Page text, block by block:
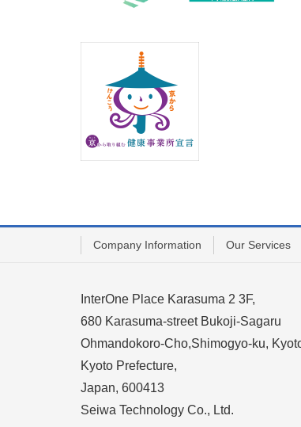
Company Information Our Services
InterOne Place Karasuma 2 3F,
680 Karasuma-street Bukoji-Sagaru
Ohmandokoro-Cho,Shimogyo-ku,
Kyoto Prefecture,
Japan, 600413
Seiwa Technology Co., Ltd.